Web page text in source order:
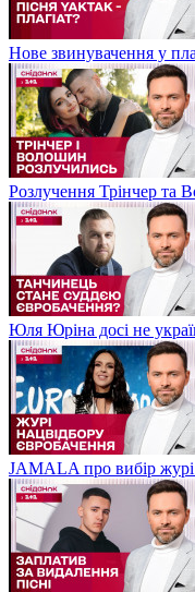
Нове звинувачення у
Розлучення Трінчер та
Юля Юріна досі не
JAMALA про вибір